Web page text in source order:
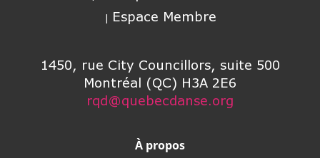
Espace Membre
1450, rue City Councillors, suite 500
Montréal (QC) H3A 2E6
rqd@quebecdanse.org
À propos